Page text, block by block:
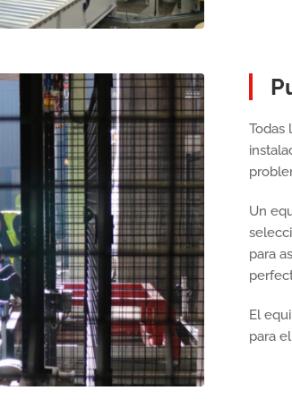
Todas
Un
para
El
para